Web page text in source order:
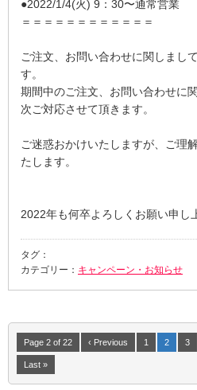
●2022/1/4(火) 9：30〜通常営業
＝＝＝＝＝＝＝＝＝＝＝＝
ご注文、お問い合わせに関しまし
す。
期間中のご注文、お問い合わせに
次ご対応させて頂きます。
ご迷惑おかけいたしますが、ご理
たします。
2022年も何卒よろしくお願い申し
タグ：
カテゴリー： キャンペーン・お知らせ
Page 2 of 22 ‹ Previous 1 2 3
Last »